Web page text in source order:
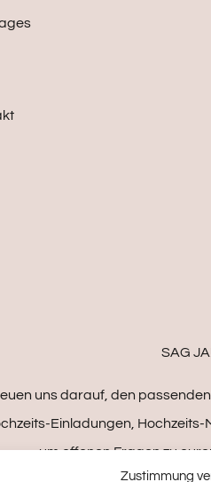
Zustimmung
SAG
uns darauf, den
Einladungen,
um offenen Fragen zu